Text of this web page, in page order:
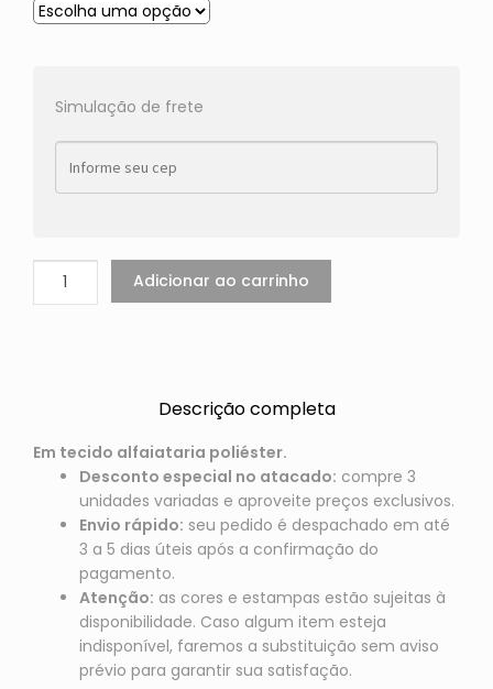
Simulação de frete
Adicionar ao carrinho
Descrição completa
Em tecido alfaiataria poliéster.
Desconto especial no atacado: compre 3
unidades variadas e aproveite preços exclusivos.
Envio rápido: seu pedido é despachado em até
3 a 5 dias úteis após a confirmação do
pagamento.
Atenção: as cores e estampas estão sujeitas à
disponibilidade. Caso algum item esteja
indisponível, faremos a substituição sem aviso
prévio para garantir sua satisfação.